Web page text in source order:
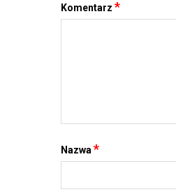
Komentarz *
Nazwa *